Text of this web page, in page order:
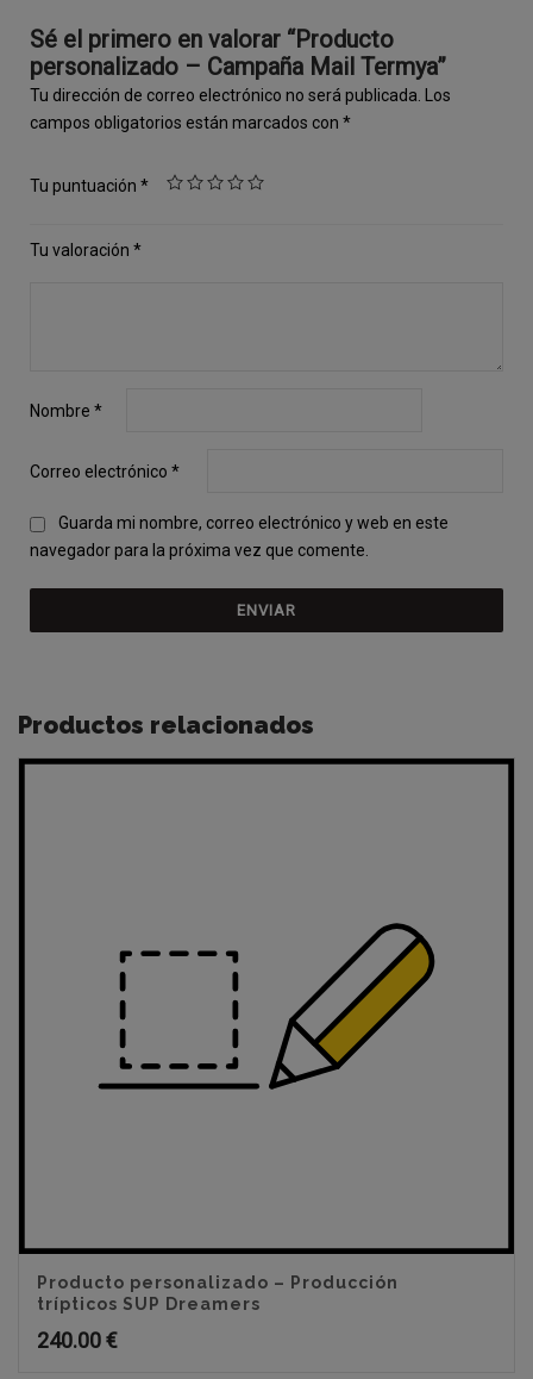
Sé el primero en valorar “Producto
personalizado – Campaña Mail Termya”
Tu dirección de correo electrónico no será publicada.
Los
campos obligatorios están marcados con *
Tu puntuación *
Tu valoración *
Nombre *
Correo electrónico *
Guarda mi nombre, correo electrónico y web en este
navegador para la próxima vez que comente.
Productos relacionados
Producto personalizado – Producción
trípticos SUP Dreamers
240.00€